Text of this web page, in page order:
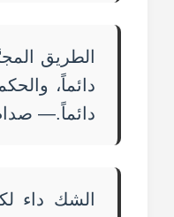
الطريق
دائماً،
دائماً.—
الشك داء